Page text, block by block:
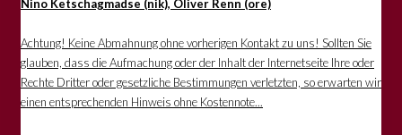
Nino Ketschagmadse (nik), Oliver Renn (ore)
Achtung! Keine Abmahnung ohne vorherigen Kontakt zu uns! Sollten Sie
glauben, dass die Aufmachung oder der Inhalt der Internetseite Ihre oder
Rechte Dritter oder gesetzliche Bestimmungen verletzten, so erwarten wir
einen entsprechenden Hinweis ohne Kostennote...